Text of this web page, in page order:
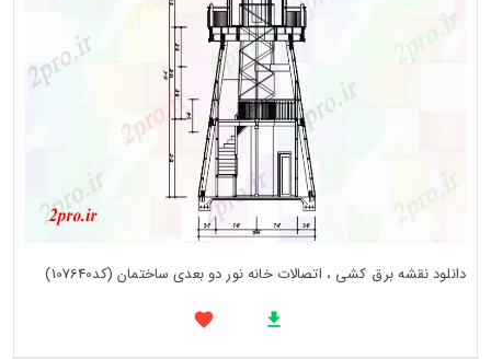
دانلود نقشه برق کشی ، اتصالات خانه نور دو بعدی ساختمان (کد107640)